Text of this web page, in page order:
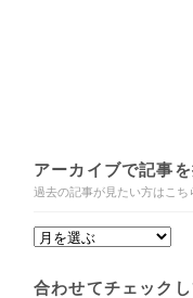
アーカイブで記事
過去の記事が見たい方はこち
合わせてチェック